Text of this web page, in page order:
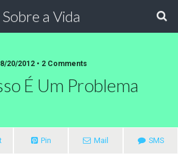
Sobre a Vida
20/2012 • 2 Comments
É Um Problema
Pin Mail SMS